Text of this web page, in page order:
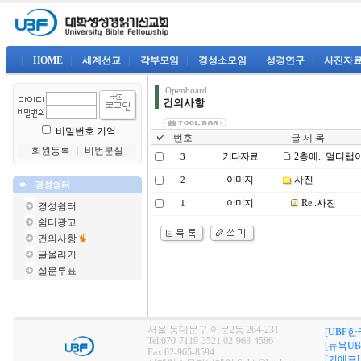
HOME 세계선교 각부모임 경성소모임 성경연구 사진자
비밀번호 기억
회원등록
비번분실
경성쉼터
경성쉼터
쉼터광고
건의사항
글올리기
설문투표
Openboard
건의사항
번호 글 제 목
3 기타자료 2층에.. 멀티탭
2 이미지 사진
1 이미지 Re..사진
서울 동대문구 이문2동 264-231
Tel:070-7119-3521,02-968-4586
Fax:02-965-8594
[UBF한
[뉴욕